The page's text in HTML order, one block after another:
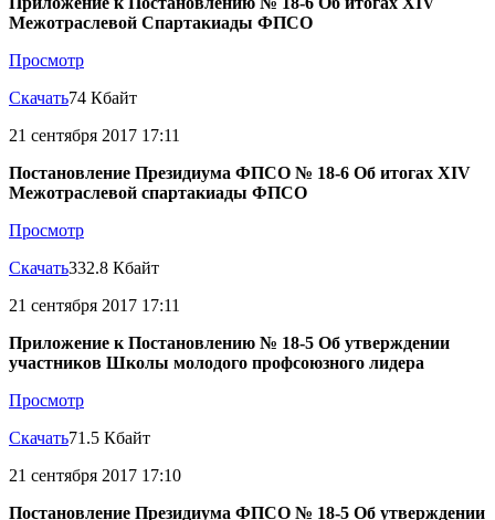
Межотраслевой Спартакиады ФПСО
Просмотр
Скачать74 Кбайт
21 сентября 2017 17:11
Постановление Президиума ФПСО № 18-6 Об итогах XIV
Межотраслевой спартакиады ФПСО
Просмотр
Скачать332.8 Кбайт
21 сентября 2017 17:11
Приложение к Постановлению № 18-5 Об утверждении
участников Школы молодого профсоюзного лидера
Просмотр
Скачать71.5 Кбайт
21 сентября 2017 17:10
Постановление Президиума ФПСО № 18-5 Об утверждении